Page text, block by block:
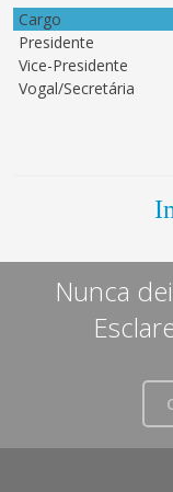
Cargo
Presidente
Vice-Presidente
Vogal/Secretária
Nunca